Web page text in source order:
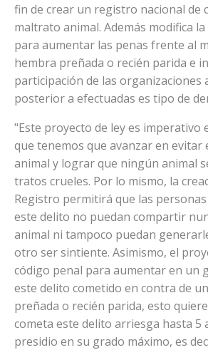
fin de crear un registro nacional de
maltrato animal. Además modifica
para aumentar las penas frente al
hembra preñada o recién parida e
participación de las organizaciones
posterior a efectuadas es tipo de
"Este proyecto de ley es imperativo
que tenemos que avanzar en
animal y lograr que ningún animal
tratos crueles. Por lo mismo, la
Registro permitirá que las
este delito no puedan compartir
animal ni tampoco puedan
otro ser sintiente. Asimismo, el
código penal para aumentar en un
este delito cometido en contra de
preñada o recién parida, esto
cometa este delito arriesga hasta 5
presidio en su grado máximo, es